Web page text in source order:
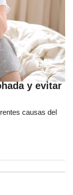
y evitar
causas del